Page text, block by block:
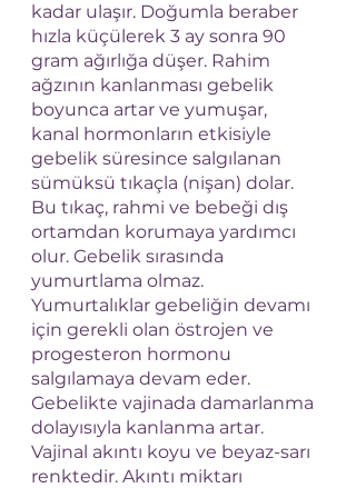
kadar ulaşır. Doğumla beraber
hızla küçülerek 3 ay sonra 90
gram ağırlığa düşer. Rahim
ağzının kanlanması gebelik
boyunca artar ve yumuşar,
kanal hormonların etkisiyle
gebelik süresince salgılanan
sümüksü tıkaçla (nişan) dolar.
Bu tıkaç, rahmi ve bebeği dış
ortamdan korumaya yardımcı
olur. Gebelik sırasında
yumurtlama olmaz.
Yumurtalıklar gebeliğin devamı
için gerekli olan östrojen ve
progesteron hormonu
salgılamaya devam eder.
Gebelikte vajinada damarlanma
dolayısıyla kanlanma artar.
Vajinal akıntı koyu ve beyaz-sarı
renktedir. Akıntı miktarı